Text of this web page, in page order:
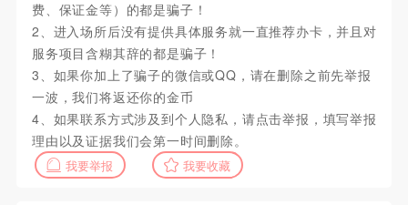
费、保证金等）的都是骗子！
2、进入场所后没有提供具体服务就一直推荐办卡，并且对
服务项目含糊其辞的都是骗子！
3、如果你加上了骗子的微信或QQ，请在删除之前先举报
一波，我们将返还你的金币
4、如果联系方式涉及到个人隐私，请点击举报，填写举报
理由以及证据我们会第一时间删除。
我要举报 我要收藏